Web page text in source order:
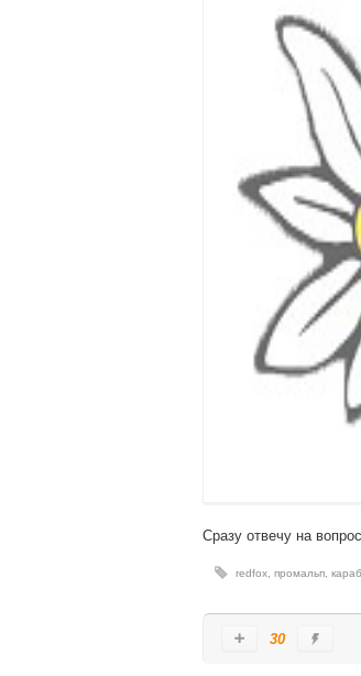
Сразу отвечу на
redfox промальп
30